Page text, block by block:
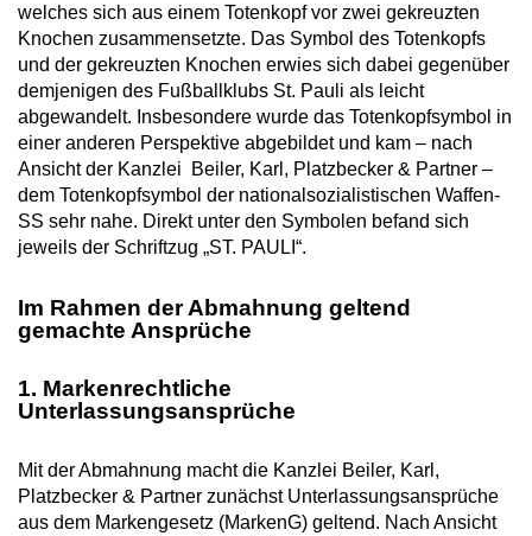
welches sich aus einem Totenkopf vor zwei gekreuzten
Knochen zusammensetzte. Das Symbol des Totenkopfs
und der gekreuzten Knochen erwies sich dabei gegenüber
demjenigen des Fußballklubs St. Pauli als leicht
abgewandelt. Insbesondere wurde das Totenkopfsymbol in
einer anderen Perspektive abgebildet und kam – nach
Ansicht der Kanzlei Beiler, Karl, Platzbecker & Partner –
dem Totenkopfsymbol der nationalsozialistischen Waffen-
SS sehr nahe. Direkt unter den Symbolen befand sich
jeweils der Schriftzug „ST. PAULI“.
Im Rahmen der Abmahnung geltend
gemachte Ansprüche
1. Markenrechtliche
Unterlassungsansprüche
Mit der Abmahnung macht die Kanzlei Beiler, Karl,
Platzbecker & Partner zunächst Unterlassungsansprüche
aus dem Markengesetz (MarkenG) geltend. Nach Ansicht